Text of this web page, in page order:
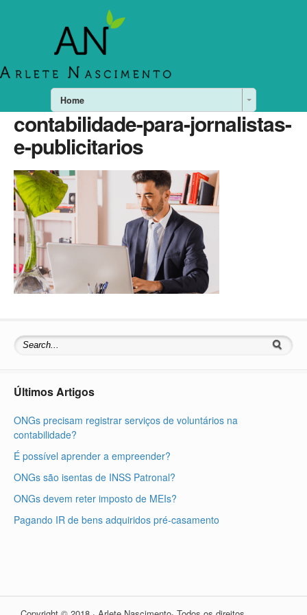
Home
contabilidade-para-jornalistas-
e-publicitarios
Últimos Artigos
ONGs precisam registrar serviços de voluntários na
contabilidade?
É possível aprender a empreender?
ONGs são isentas de INSS Patronal?
ONGs devem reter imposto de MEIs?
Pagando IR de bens adquiridos pré-casamento